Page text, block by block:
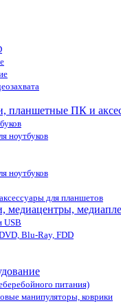
планшетные ПК и
ноутбуков
ноутбуков
для планшетов
медиацентры,
USB
Blu-Ray, FDD
питания)
манипуляторы, коврики